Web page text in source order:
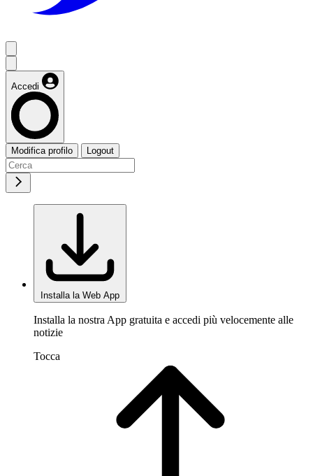
Accedi
Modifica profilo Logout
Installa la Web App
Installa la nostra App gratuita e accedi più velocemente alle
notizie
Tocca